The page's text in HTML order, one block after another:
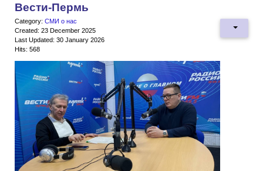
Вести-Пермь
Category: СМИ о нас
Created: 23 December 2025
Last Updated: 30 January 2026
Hits: 568